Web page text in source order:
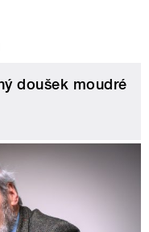
doušek moudré